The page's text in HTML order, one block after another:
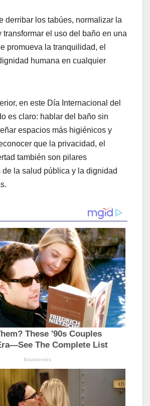
derribar los tabúes, normalizar la
transformar el uso del baño en una
promueva la tranquilidad, el
humana en cualquier
en este Día Internacional del
es claro: hablar del baño sin
espacios más higiénicos y
que la privacidad, el
también son pilares
de la salud pública y la dignidad